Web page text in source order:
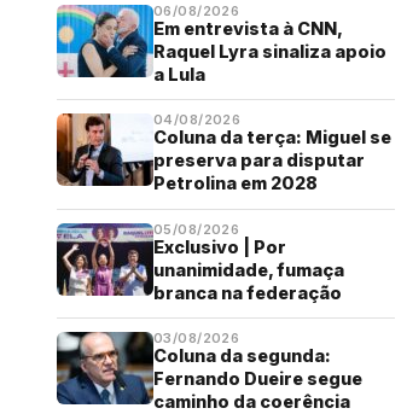
06/08/2026
Em entrevista à CNN,
Raquel Lyra sinaliza apoio
a Lula
04/08/2026
Coluna da terça: Miguel se
preserva para disputar
Petrolina em 2028
05/08/2026
Exclusivo | Por
unanimidade, fumaça
branca na federação
03/08/2026
Coluna da segunda:
Fernando Dueire segue
caminho da coerência